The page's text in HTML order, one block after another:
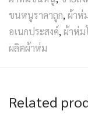
ขนหนูราคาถูก, ผ้าห่
อเนกประสงค์, ผ้าห่ม
ผลิตผ้าห่ม
Related